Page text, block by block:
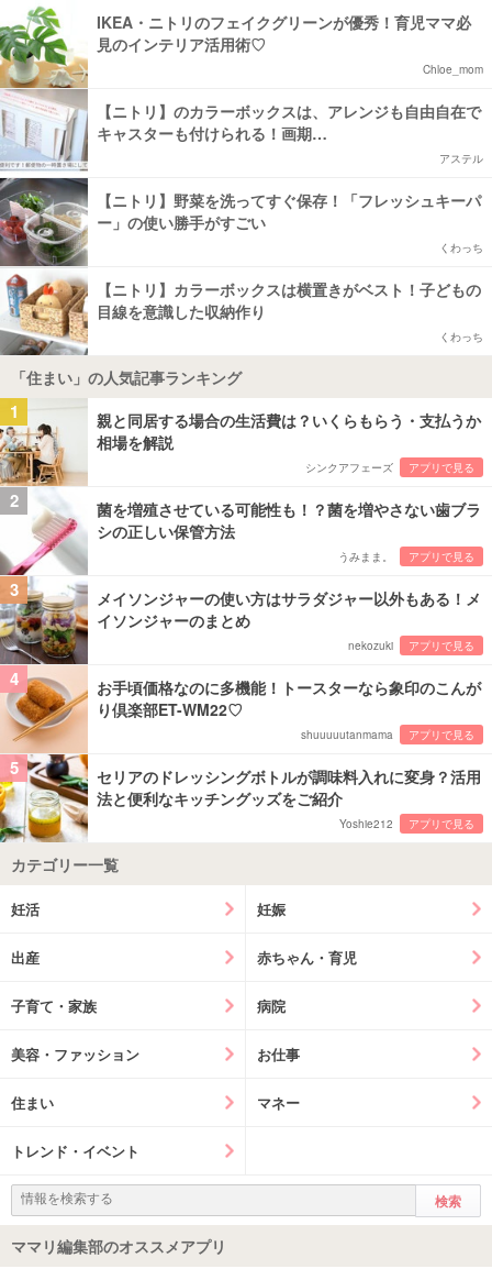
IKEA・ニトリのフェイクグリーンが優秀！育児ママ必
見のインテリア活用術♡
Chloe_mom
【ニトリ】のカラーボックスは、アレンジも自由自在で
キャスターも付けられる！画期…
アステル
【ニトリ】野菜を洗ってすぐ保存！「フレッシュキーパ
ー」の使い勝手がすごい
くわっち
【ニトリ】カラーボックスは横置きがベスト！子どもの
目線を意識した収納作り
くわっち
「住まい」の人気記事ランキング
1
親と同居する場合の生活費は？いくらもらう・支払うか
相場を解説
シンクアフェーズ アプリで見る
2
菌を増殖させている可能性も！？菌を増やさない歯ブラ
シの正しい保管方法
うみまま。 アプリで見る
3
メイソンジャーの使い方はサラダジャー以外もある！メ
イソンジャーのまとめ
nekozuki アプリで見る
4
お手頃価格なのに多機能！トースターなら象印のこんが
り倶楽部ET-WM22♡
shuuuuutanmama アプリで見る
5
セリアのドレッシングボトルが調味料入れに変身？活用
法と便利なキッチングッズをご紹介
Yoshie212 アプリで見る
カテゴリー一覧
妊活 妊娠
出産 赤ちゃん・育児
子育て・家族 病院
美容・ファッション お仕事
住まい マネー
トレンド・イベント
ママリ編集部のオススメアプリ